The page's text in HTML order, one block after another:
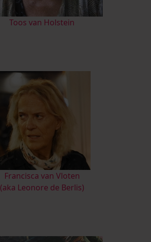
Toos van Holstein
Francisca van Vloten
(aka Leonore de Berlis)